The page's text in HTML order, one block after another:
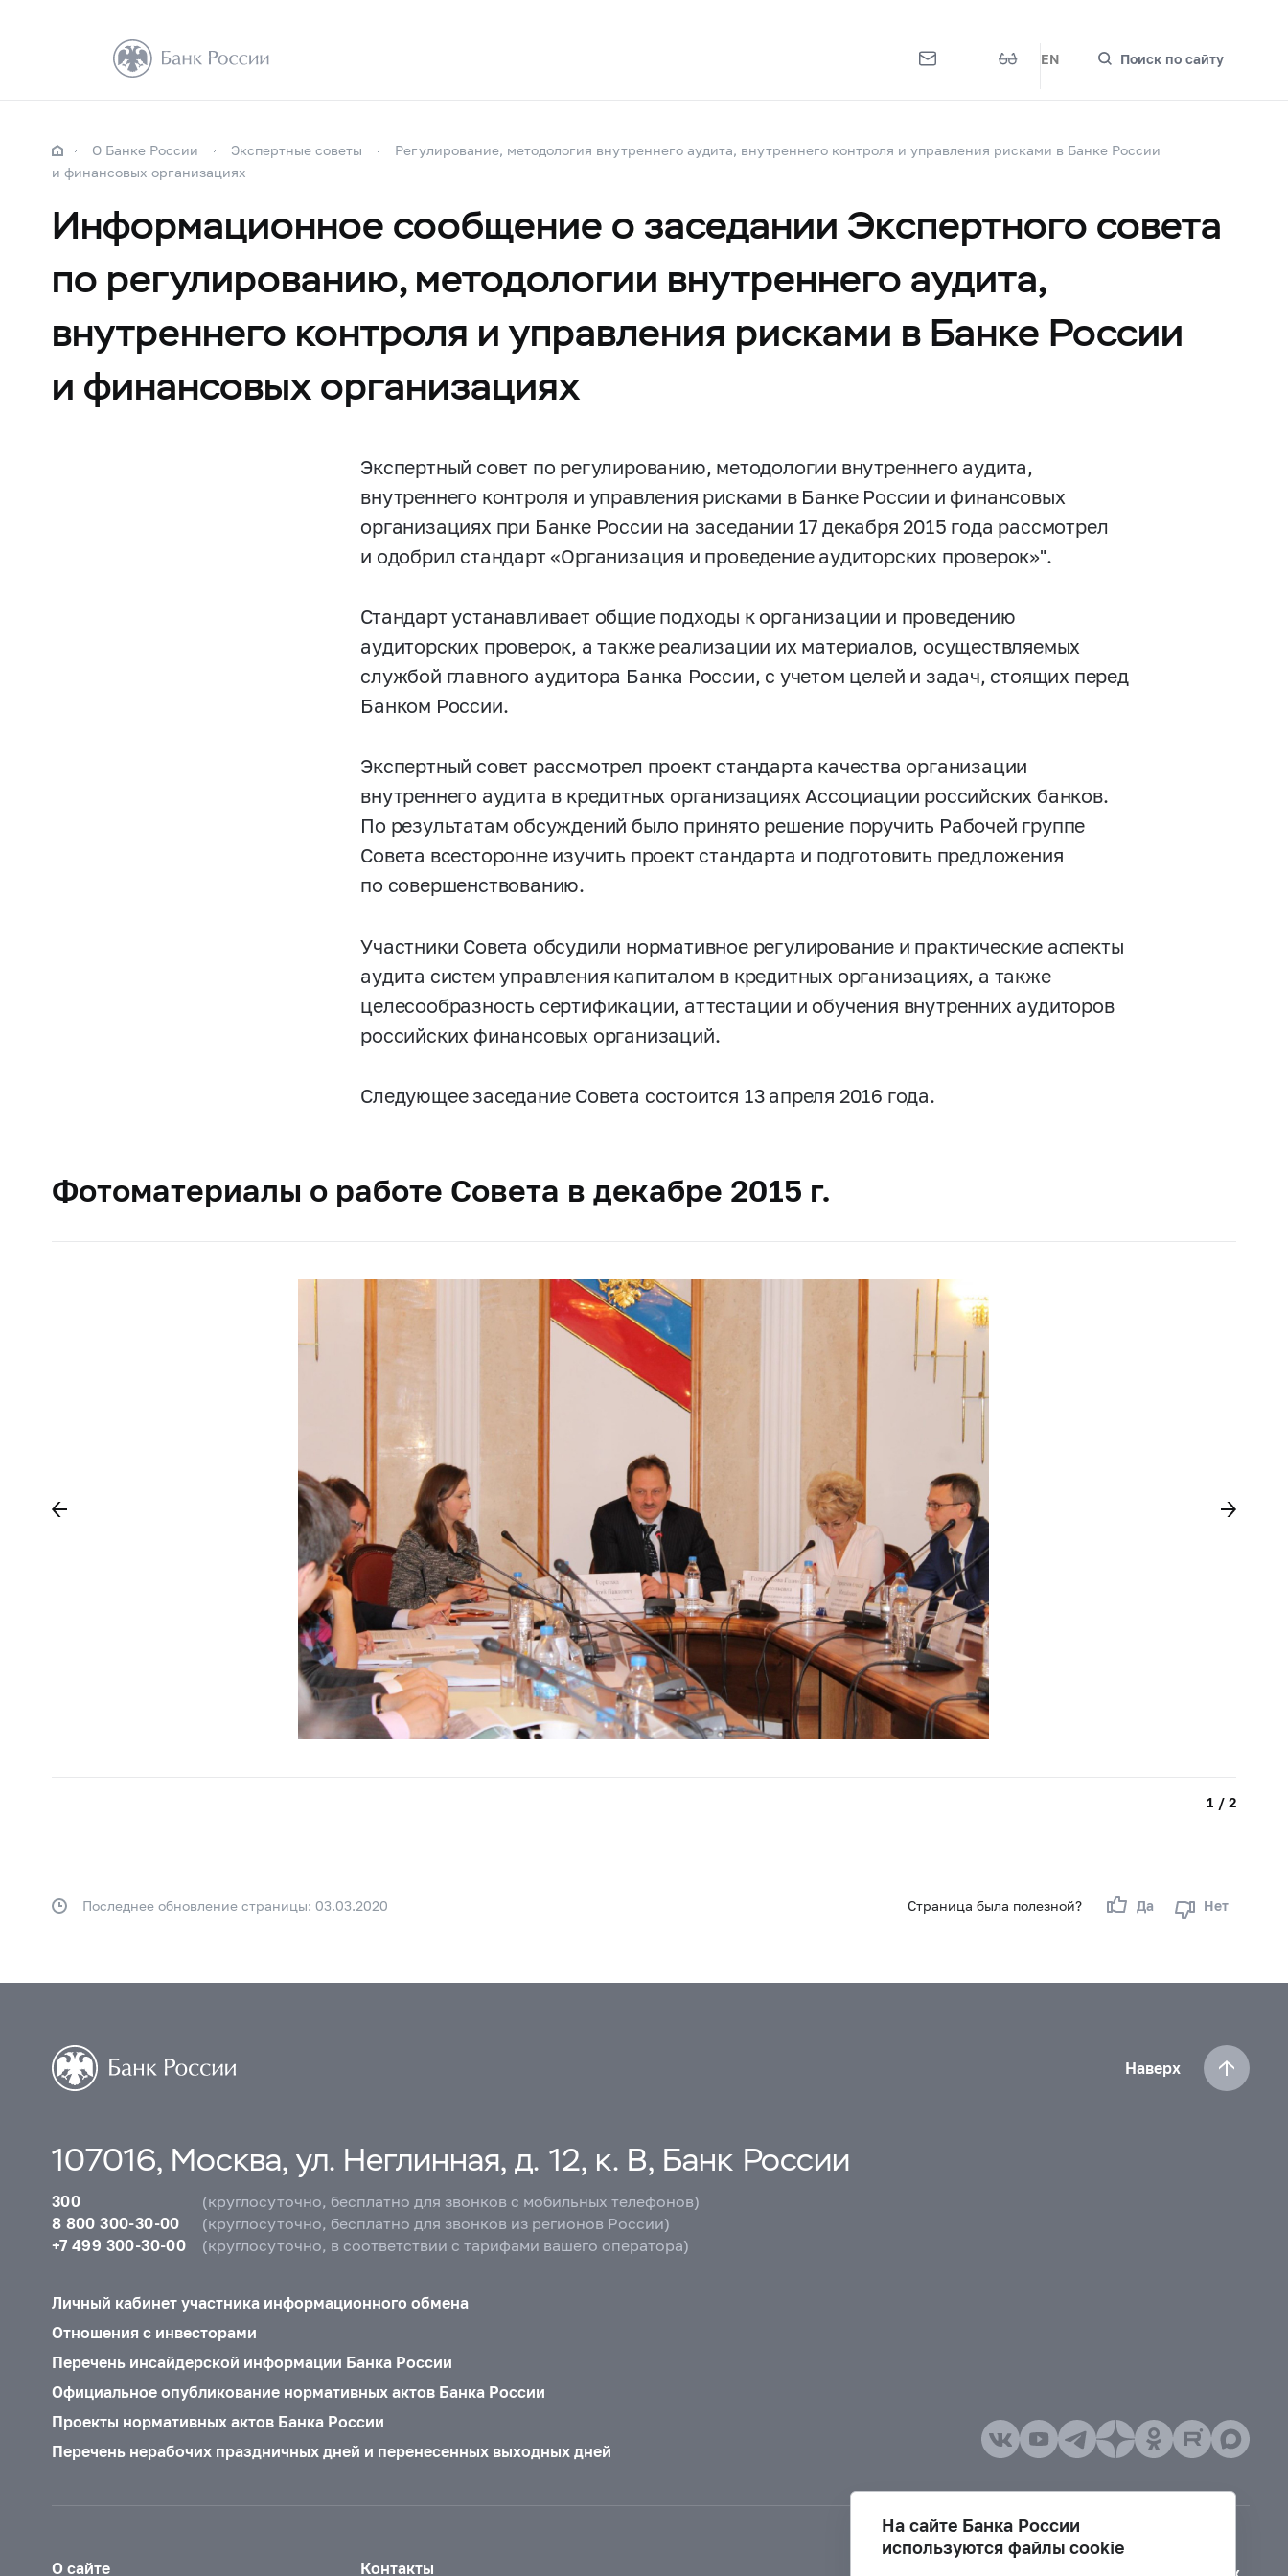
EN Поиск по сайту
О Банке России Экспертные советы
Регулирование, методология внутреннего аудита, внутреннего контроля и управления рисками в Банке России
и финансовых организациях
Информационное сообщение о заседании Экспертного совета
по регулированию, методологии внутреннего аудита,
внутреннего контроля и управления рисками в Банке России
и финансовых организациях
Экспертный совет по регулированию, методологии внутреннего аудита,
внутреннего контроля и управления рисками в Банке России и финансовых
организациях при Банке России на заседании 17 декабря 2015 года рассмотрел
и одобрил стандарт «Организация и проведение аудиторских проверок»".
Стандарт устанавливает общие подходы к организации и проведению
аудиторских проверок, а также реализации их материалов, осуществляемых
службой главного аудитора Банка России, с учетом целей и задач, стоящих перед
Банком России.
Экспертный совет рассмотрел проект стандарта качества организации
внутреннего аудита в кредитных организациях Ассоциации российских банков.
По результатам обсуждений было принято решение поручить Рабочей группе
Совета всесторонне изучить проект стандарта и подготовить предложения
по совершенствованию.
Участники Совета обсудили нормативное регулирование и практические аспекты
аудита систем управления капиталом в кредитных организациях, а также
целесообразность сертификации, аттестации и обучения внутренних аудиторов
российских финансовых организаций.
Следующее заседание Совета состоится 13 апреля 2016 года.
Фотоматериалы о работе Совета в декабре 2015 г.
1 / 2
Страница была полезной? Да Нет
Последнее обновление страницы: 03.03.2020
Наверх
107016, Москва, ул. Неглинная, д. 12, к. В, Банк России
300
(круглосуточно, бесплатно для звонков с мобильных телефонов)
8 800 300-30-00
(круглосуточно, бесплатно для звонков из регионов России)
+7 499 300-30-00
(круглосуточно, в соответствии с тарифами вашего оператора)
Личный кабинет участника информационного обмена
Отношения с инвесторами
Перечень инсайдерской информации Банка России
Официальное опубликование нормативных актов Банка России
Проекты нормативных актов Банка России
Перечень нерабочих праздничных дней и перенесенных выходных дней
О сайте Контакты Версия для слабовидящих
На сайте Банка России
используются файлы cookie